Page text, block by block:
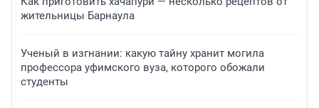
жительницы Барнаула
Ученый в изгнании: какую тайну хранит могила
профессора уфимского вуза, которого обожали
студенты